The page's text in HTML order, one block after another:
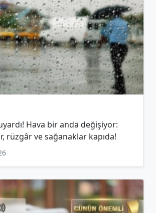
Hava bir anda değişiyor:
rüzgâr ve sağanaklar kapıda!